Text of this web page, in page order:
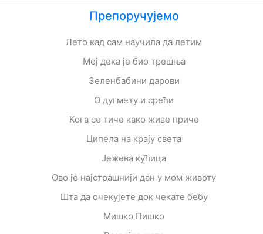
Препоручујемо
Лето кад сам научила да летим
Мој дека је био трешња
Зеленбабини дарови
О дугмету и срећи
Кога се тиче како живе приче
Ципела на крају света
Јежева кућица
Ово је најстрашнији дан у мом животу
Шта да очекујете док чекате бебу
Мишко Пишко